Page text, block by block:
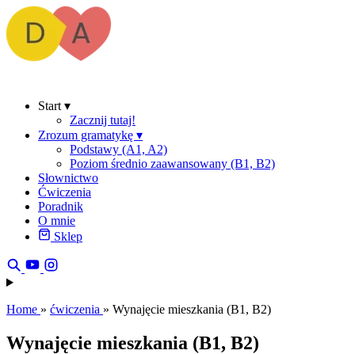
Start ▾
Zacznij tutaj!
Zrozum gramatykę ▾
Podstawy (A1, A2)
Poziom średnio zaawansowany (B1, B2)
Słownictwo
Ćwiczenia
Poradnik
O mnie
Sklep
Home » ćwiczenia » Wynajęcie mieszkania (B1, B2)
Wynajęcie mieszkania (B1, B2)